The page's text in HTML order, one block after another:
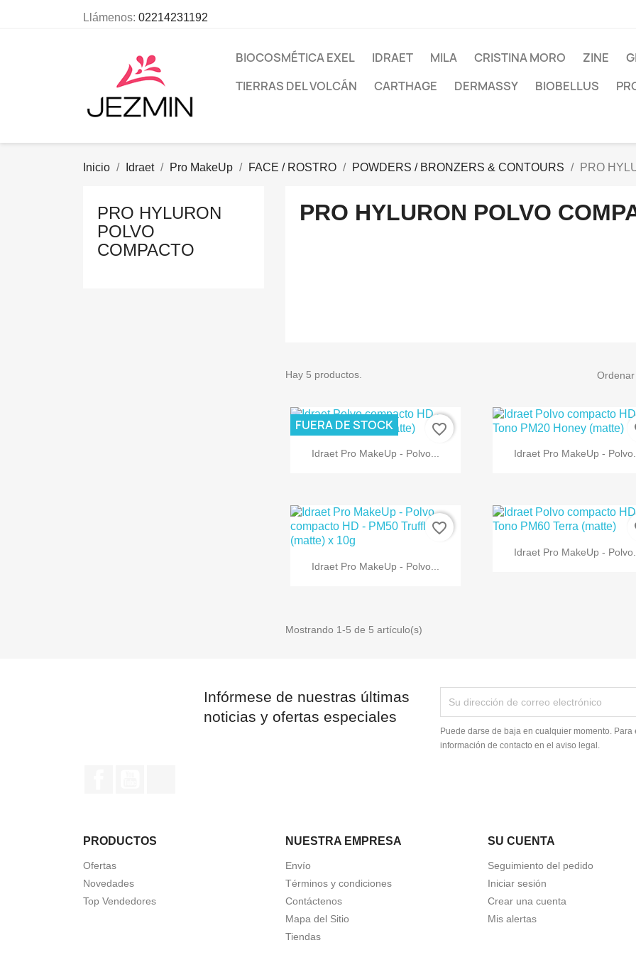
Llámenos: 02214231192
BIOCOSMÉTICA EXEL IDRAET MILA CRISTINA MORO ZINE
TIERRAS DEL VOLCÁN
CARTHAGE DERMASSY BIOBELLUS
Inicio Idraet Pro MakeUp FACE / ROSTRO POWDERS / BRONZERS & CONTOURS PRO
PRO HYLURON
POLVO
COMPACTO
PRO HYLURON POLVO
Hay 5 productos.
Vista rápida
Idraet Pro MakeUp - Polvo...
FUERA DE STOCK
favorite_border
Vista rápida
Idraet Pro MakeUp - Polvo...
Vista rápida
Idraet Pro MakeUp - Polvo...
favorite_border
Vista rápida
Idraet Pro MakeUp - Polvo...
Mostrando 1-5 de 5 artículo(s)
Infórmese de nuestras últimas
noticias y ofertas especiales
Puede darse de baja en cualquier momento. Para
información de contacto en el aviso legal.
PRODUCTOS
Ofertas
Novedades
Top Vendedores
NUESTRA EMPRESA
Envío
Términos y condiciones
Contáctenos
Mapa del Sitio
Tiendas
SU CUENTA
Seguimiento del pedido
Iniciar sesión
Crear una cuenta
Mis alertas